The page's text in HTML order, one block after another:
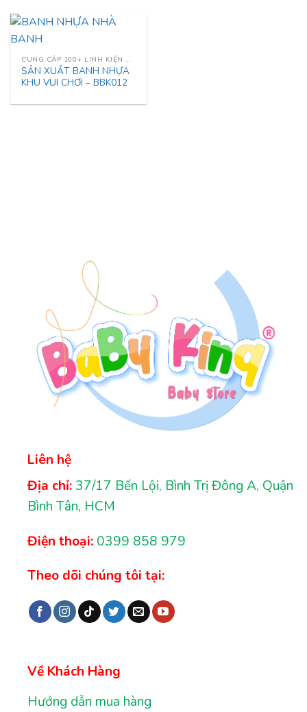
CUNG CẤP 100+ LINH KIỆN NHÀ LIÊN HOÀN
SẢN XUẤT BANH NHỰA
KHU VUI CHƠI – BBK012
Liên hệ
Địa chỉ: 37/17 Bến Lội, Bình Trị Đông A, Quận
Bình Tân, HCM
Điện thoại: 0399 858 979
Theo dõi chúng tôi tại:
Về Khách Hàng
Hướng dẫn mua hàng